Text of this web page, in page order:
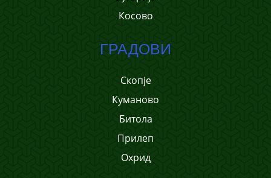
Косово
ГРАДОВИ
Скопје
Куманово
Битола
Прилеп
Охрид